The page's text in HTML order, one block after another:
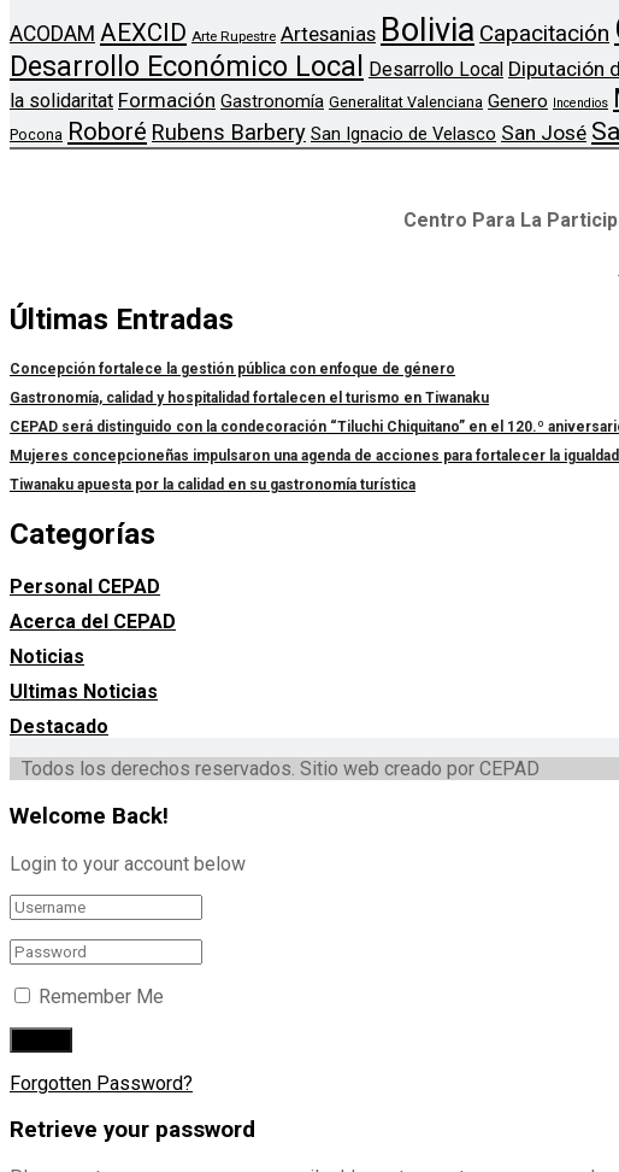
ACODAM AEXCID Arte Rupestre Artesanias Bolivia Capacitación
Desarrollo Económico Local Desarrollo Local Diputación
la solidaritat Formación Gastronomía Generalitat Valenciana Genero Incendios
Pocona Roboré Rubens Barbery San Ignacio de Velasco San José
Centro Para La
Últimas Entradas
Concepción fortalece la gestión pública con enfoque de género
Gastronomía, calidad y hospitalidad fortalecen el turismo en Tiwanaku
CEPAD será distinguido con la condecoración “Tiluchi Chiquitano” en el 120.º
Mujeres concepcioneñas impulsaron una agenda de acciones para fortalecer la
Tiwanaku apuesta por la calidad en su gastronomía turística
Categorías
Personal CEPAD
Acerca del CEPAD
Noticias
Ultimas Noticias
Destacado
Todos los derechos reservados. Sitio web creado por CEPAD
Welcome Back!
Login to your account below
Remember Me
Forgotten Password?
Retrieve your password